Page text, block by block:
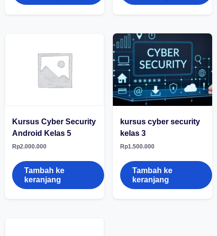
Kursus Cyber Security
Android Kelas 5
Rp2.000.000
Tambah ke
keranjang
kursus cyber security
kelas 3
Rp1.500.000
Tambah ke
keranjang